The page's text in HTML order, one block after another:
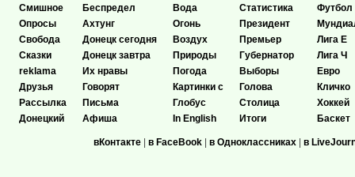
Смишное
Опросы
Свобода
Сказки
reklama
Друзья
Рассылка
Донецкий
Беспредел
Ахтунг
Донецк сегодня
Донецк завтра
Их нравы
Говорят
Письма
Афиша
Вода
Огонь
Воздух
Природы
Погода
Картинки с
Глобус
In English
Статистика
Президент
Премьер
Губернатор
Выборы
Голова
Столица
Итоги
Футбол
Лига Е
Лига Ч
Евро
Кличко
Хоккей
Баскет
вКонтакте | в FaceBook | в Одноклассниках | в